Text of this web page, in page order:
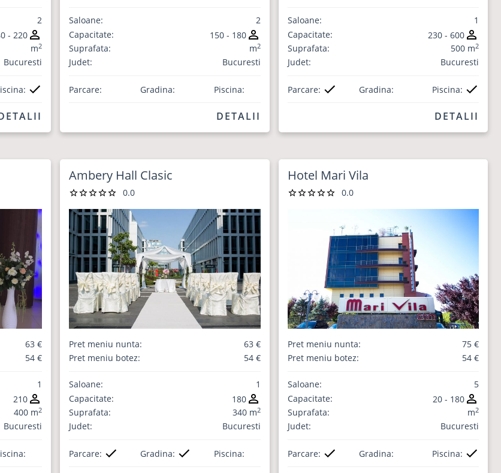
2
- 220
m2
Bucuresti
Saloane:
2
Capacitate:
150 - 180
Suprafata:
m2
Judet: Bucuresti
Parcare: Gradina: Piscina:
DETALII
Saloane:
1
Capacitate:
230 - 600
Suprafata:
500 m2
Judet: Bucuresti
Parcare: Gradina: Piscina:
DETALII
63 €
54 €
1
210
400 m2
Bucuresti
Ambery Hall Clasic
0.0
Pret meniu nunta:
63 €
Pret meniu botez:
54 €
Saloane:
1
Capacitate:
180
Suprafata:
340 m2
Judet: Bucuresti
Parcare: Gradina: Piscina:
Hotel Mari Vila
0.0
Pret meniu nunta:
75 €
Pret meniu botez:
54 €
Saloane:
5
Capacitate:
20 - 180
Suprafata:
m2
Judet: Bucuresti
Parcare: Gradina: Piscina: